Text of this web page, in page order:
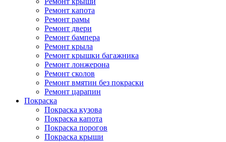
Ремонт капота
Ремонт рамы
Ремонт двери
Ремонт бампера
Ремонт крыла
Ремонт крышки багажника
Ремонт лонжерона
Ремонт сколов
Ремонт вмятин без покраски
Ремонт царапин
Покраска
Покраска кузова
Покраска капота
Покраска порогов
Покраска крыши